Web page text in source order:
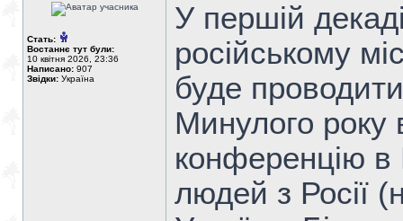
Стать:
Востаннє тут були:
10 квітня 2026, 23:36
Написано: 907
Звідки: Україна
У першій
російському
буде
Минулого
конференцію в
людей з Росії